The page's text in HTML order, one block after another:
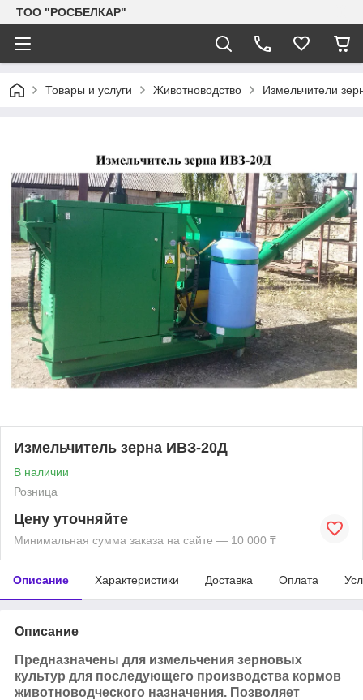
TOO "РОСБЕЛКАР"
Товары и услуги Животноводство Измельчители
Измельчитель зерна ИВЗ-20Д
В наличии
Розница
Цену уточняйте
Минимальная сумма заказа на сайте — 10 000 ₸
Описание Характеристики Доставка Оплата
Описание
Предназначены для измельчения зерновых
культур для последующего производства кормов
животноводческого назначения. Позволяет